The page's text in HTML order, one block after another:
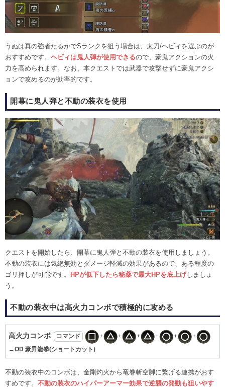
うぬは真の強者たるかでSランクを狙う場合は、太刀/ヘビィを選ぶのが
おすすめです。 ヘビィは鬼人弾が使用できるので、豪鬼アクションの火
力を高められます。なお、本クエストでは武器で攻撃せずに豪鬼アクシ
ョンで攻めるのが効率的です。
開幕に鬼人弾と不動の装衣を使用
クエストを開始したら、開幕に鬼人弾と不動の装衣を使用しましょう。
不動の装衣には気絶無効とダメージ軽減の効果があるので、ある程度の
ゴリ押しが可能です。
HPが低下したら秘薬で最大HPを底上げしましょ
う。
不動の装衣中は高火力コンボで積極的に攻める
高火力コンボ コマンド + + + + + +
→OD 豪昇龍拳(ショートカット)
不動の装衣中のコンボは、金剛灼火から竜巻斬空脚に繋げる連携がおす
すめです。 不動の装衣のハイパーアーマー効果で逆襲の発動も狙いやす